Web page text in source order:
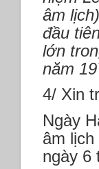
âm
đầu
lớn
năm
4/ Xin
Ngày
âm
ngày 6